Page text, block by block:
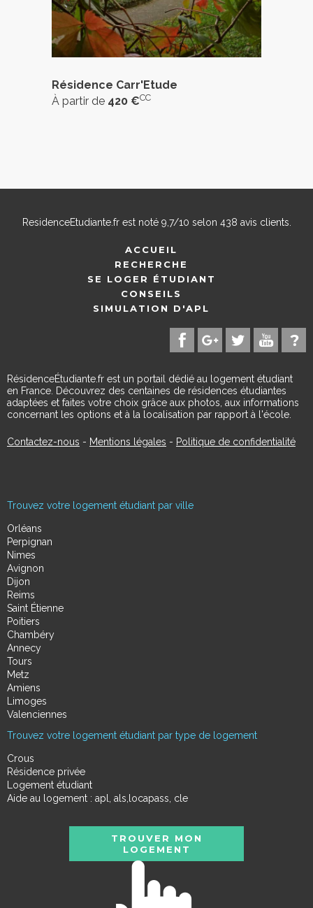
Résidence Carr'Etude
À partir de 420 €CC
ResidenceEtudiante.frest noté 9,7/10 selon 438 avis clients.
ACCUEIL
RECHERCHE
SE LOGER ÉTUDIANT
CONSEILS
SIMULATION D'APL
RésidenceÉtudiante.fr est un portail dédié au logement étudiant
en France. Découvrez des centaines de résidences étudiantes
adaptées et faites votre choix grâce aux photos, aux informations
concernant les options et à la localisation par rapport à l'école.
Contactez-nous - Mentions légales - Politique de confidentialité
Trouvez votre logement étudiant par ville
Orléans
Perpignan
Nimes
Avignon
Dijon
Reims
Saint Étienne
Poitiers
Chambéry
Annecy
Tours
Metz
Amiens
Limoges
Valenciennes
Trouvez votre logement étudiant par type de logement
Crous
Résidence privée
Logement étudiant
Aide au logement : apl, als,locapass, cle
TROUVER MON
LOGEMENT